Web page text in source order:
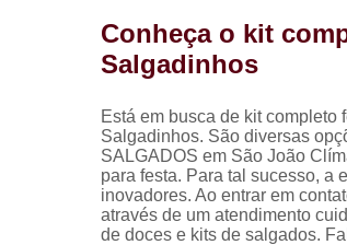
Conheça o kit
Salgadinhos
Está em busca de kit
Salgadinhos. São diversas
SALGADOS em São João
para festa. Para tal sucesso, a
inovadores. Ao entrar em
através de um atendimento
de doces e kits de salgados.